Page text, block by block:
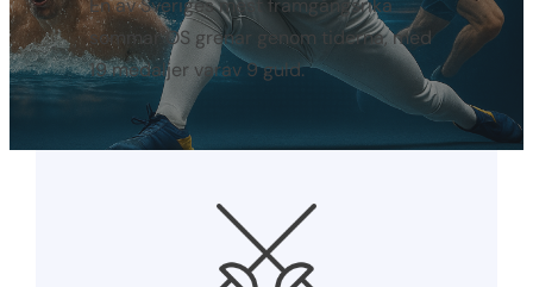
En av Sveriges mest framgångsrika
sommar OS grenar genom tiderna, med
19 medaljer varav 9 guld.